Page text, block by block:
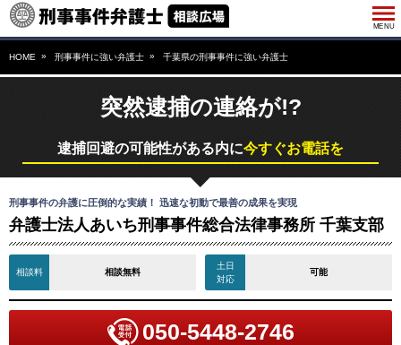
HOME 刑事事件に強い弁護士 千葉県の刑事事件に強い弁護士
突然逮捕の連絡が!?
逮捕回避の可能性がある内に今すぐお電話を
刑事事件の弁護に圧倒的な実績！ 迅速な初動で最善の成果を実現
弁護士法人あいち刑事事件総合法律事務所 千葉支部
相談料 相談無料
土日
対応
可能
050-5448-2746